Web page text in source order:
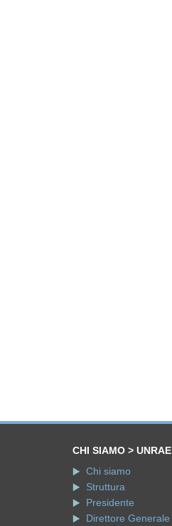
CHI SIAMO > UNRAE
Chi siamo
Struttura
Presidente
Direttore Generale